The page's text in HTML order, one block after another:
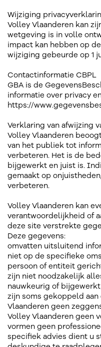
Wijziging
Volley Vlaanderen kan
wetgeving is in volle
impact kan hebben op
wijziging gebeurde op 1
Contactinformatie CBPL
GBA is de
informatie over privacy
https://
Verklaring van afwijzing
Volley Vlaanderen
van het publiek tot
verbeteren. Het is de
bijgewerkt en juist is.
gemaakt op
verbeteren.
Volley Vlaanderen kan
verantwoordelijkheid of
deze site verstrekte
Deze gegevens:
omvatten uitsluitend
niet op de specifieke
persoon of entiteit
zijn niet noodzakelijk
nauwkeurig of
zijn soms gekoppeld
Vlaanderen geen
Volley Vlaanderen geen
vormen geen
specifiek advies dient u